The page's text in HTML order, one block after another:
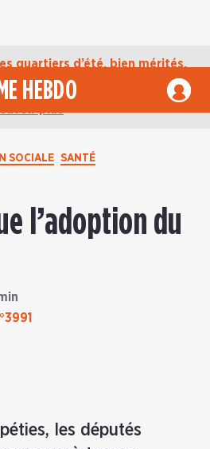
quartiers d’été, bien mérités,
D’ici là, retrouvez
sur notre compte Bluesky. En
HEBDO
SOCIALE SANTÉ
l’adoption du
les députés